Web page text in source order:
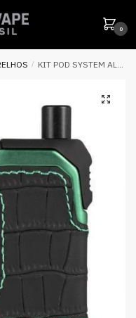
0
/ KIT POD SYSTEM ALIKE 40W 1600MAH – SMOK